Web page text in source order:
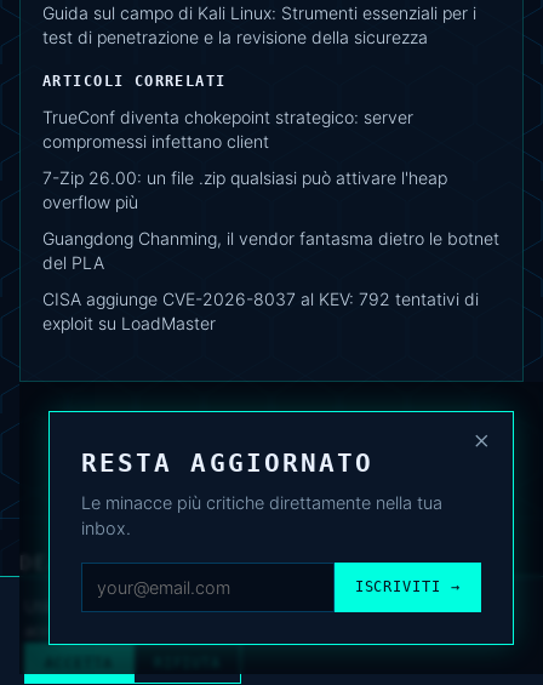
Guida sul campo di Kali Linux: Strumenti essenziali per i
test di penetrazione e la revisione della sicurezza
ARTICOLI CORRELATI
TrueConf diventa chokepoint strategico: server
compromessi infettano client
7-Zip 26.00: un file .zip qualsiasi può attivare l'heap
overflow più
Guangdong Chanming, il vendor fantasma dietro le botnet
del PLA
CISA aggiunge CVE-2026-8037 al KEV: 792 tentativi di
exploit su LoadMaster
×
RESTA AGGIORNATO
Le minacce più critiche direttamente nella tua
inbox.
ISCRIVITI →
DEAFNEWS
CHI SIAMO·ARCHIVIO ·FAQ PRIVACY·COOKIE POLICY
CONTATTI